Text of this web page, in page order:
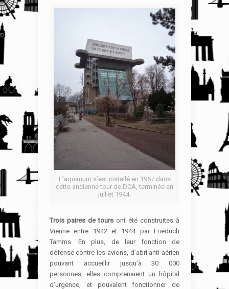
L’aquarium s’est installé en 1957 dans
cette ancienne tour de DCA, terminée en
juillet 1944.
Trois paires de toursont été construites à
Vienne entre 1942 et 1944 par Friedrich
Tamms. En plus, de leur fonction de
défense contre les avions, d’abri anti-aérien
pouvant accueillir jusqu’à 30 000
personnes, elles comprenaient un hôpital
d’urgence, et pouvaient fonctionner de